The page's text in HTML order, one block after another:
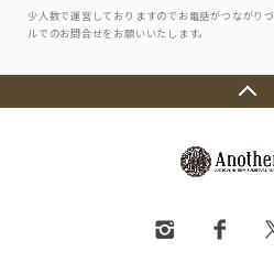
少人数で運営しておりますのでお電話がつながり
ルでのお問合せをお願いいたします。